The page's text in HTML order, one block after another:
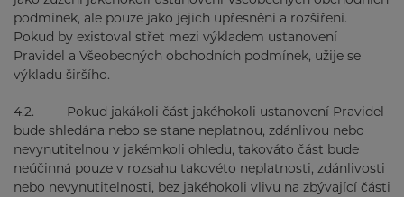
podmínek, ale pouze jako jejich upřesnění a rozšíření.
Pokud by existoval střet mezi výkladem ustanovení
Pravidel a Všeobecných obchodních podmínek, užije se
výkladu širšího.
4.2. Pokud jakákoli část jakéhokoli ustanovení Pravidel
bude shledána nebo se stane neplatnou, zdánlivou nebo
nevynutitelnou v jakémkoli ohledu, takováto část bude
neúčinná pouze v rozsahu takovéto neplatnosti, zdánlivosti
nebo nevynutitelnosti, bez jakéhokoli vlivu na zbývající části